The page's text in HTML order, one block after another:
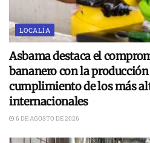
LOCALÍA
Asbama destaca el
bananero con la
cumplimiento de los más
internacionales
6 DE AGOSTO DE 2026